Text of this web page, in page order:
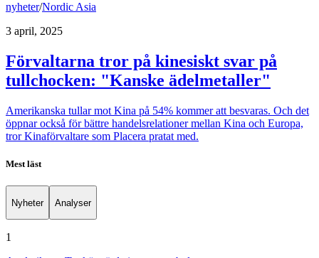
nyheter/Nordic Asia
3 april, 2025
Förvaltarna tror på kinesiskt svar på
tullchocken: "Kanske ädelmetaller"
Amerikanska tullar mot Kina på 54% kommer att besvaras. Och det
öppnar också för bättre handelsrelationer mellan Kina och Europa,
tror Kinaförvaltare som Placera pratat med.
Mest läst
Nyheter Analyser
1